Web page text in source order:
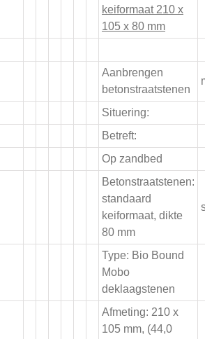
keiformaat 210 x
105 x 80 mm
Aanbrengen
betonstraatstenen
Situering:
Betreft:
Op zandbed
Betonstraatstenen:
standaard
keiformaat, dikte
80 mm
Type: Bio Bound
Mobo
deklaagstenen
Afmeting: 210 x
105 mm, (44,0